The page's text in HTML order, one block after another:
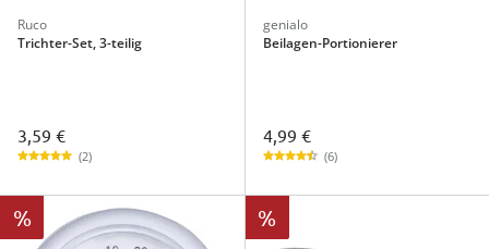
Ruco
Trichter-Set, 3-teilig
3,59 €
(2)
genialo
Beilagen-Portionierer
4,99 €
(6)
% %